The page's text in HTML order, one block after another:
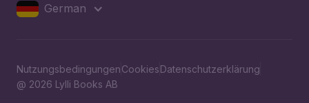
German
NutzungsbedingungenCookiesDatenschutzerklärung
@ 2026 Lylli Books AB